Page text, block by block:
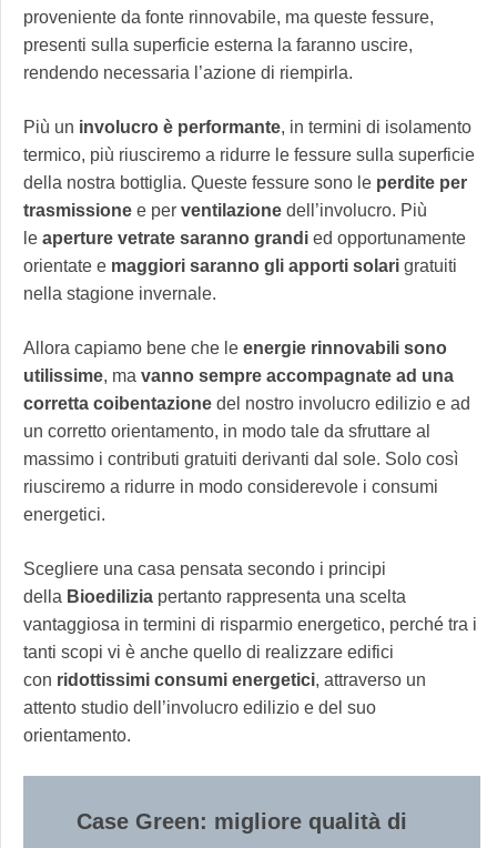
proveniente da fonte rinnovabile, ma queste fessure,
presenti sulla superficie esterna la faranno uscire,
rendendo necessaria l’azione di riempirla.
Più un involucro è performante, in termini di isolamento
termico, più riusciremo a ridurre le fessure sulla superficie
della nostra bottiglia. Queste fessure sono le perdite per
trasmissione e per ventilazione dell’involucro. Più
le aperture vetrate saranno grandi ed opportunamente
orientate e maggiori saranno gli apporti solari gratuiti
nella stagione invernale.
Allora capiamo bene che le energie rinnovabili sono
utilissime, ma vanno sempre accompagnate ad una
corretta coibentazione del nostro involucro edilizio e ad
un corretto orientamento, in modo tale da sfruttare al
massimo i contributi gratuiti derivanti dal sole. Solo così
riusciremo a ridurre in modo considerevole i consumi
energetici.
Scegliere una casa pensata secondo i principi
della Bioedilizia pertanto rappresenta una scelta
vantaggiosa in termini di risparmio energetico, perché tra i
tanti scopi vi è anche quello di realizzare edifici
con ridottissimi consumi energetici, attraverso un
attento studio dell’involucro edilizio e del suo
orientamento.
Case Green: migliore qualità di